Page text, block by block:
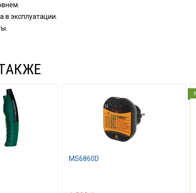
в эксплуатации.
MS6860D